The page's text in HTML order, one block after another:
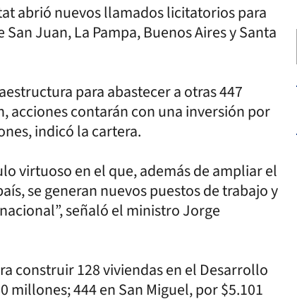
abrió nuevos llamados licitatorios para
Juan, La Pampa, Buenos Aires y Santa
para abastecer a otras 447
acciones contarán con una inversión por
indicó la cartera.
virtuoso en el que, además de ampliar el
se generan nuevos puestos de trabajo y
señaló el ministro Jorge
construir 128 viviendas en el Desarrollo
millones; 444 en San Miguel, por $5.101